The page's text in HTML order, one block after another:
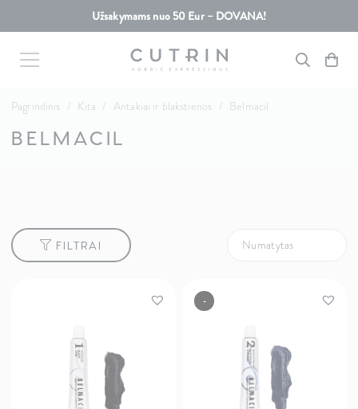
Užsakymams nuo 50 Eur – DOVANA!
Pagrindinis / Kita / Antakiai ir blakstienos / Belmacil
BELMACIL
FILTRAI
-